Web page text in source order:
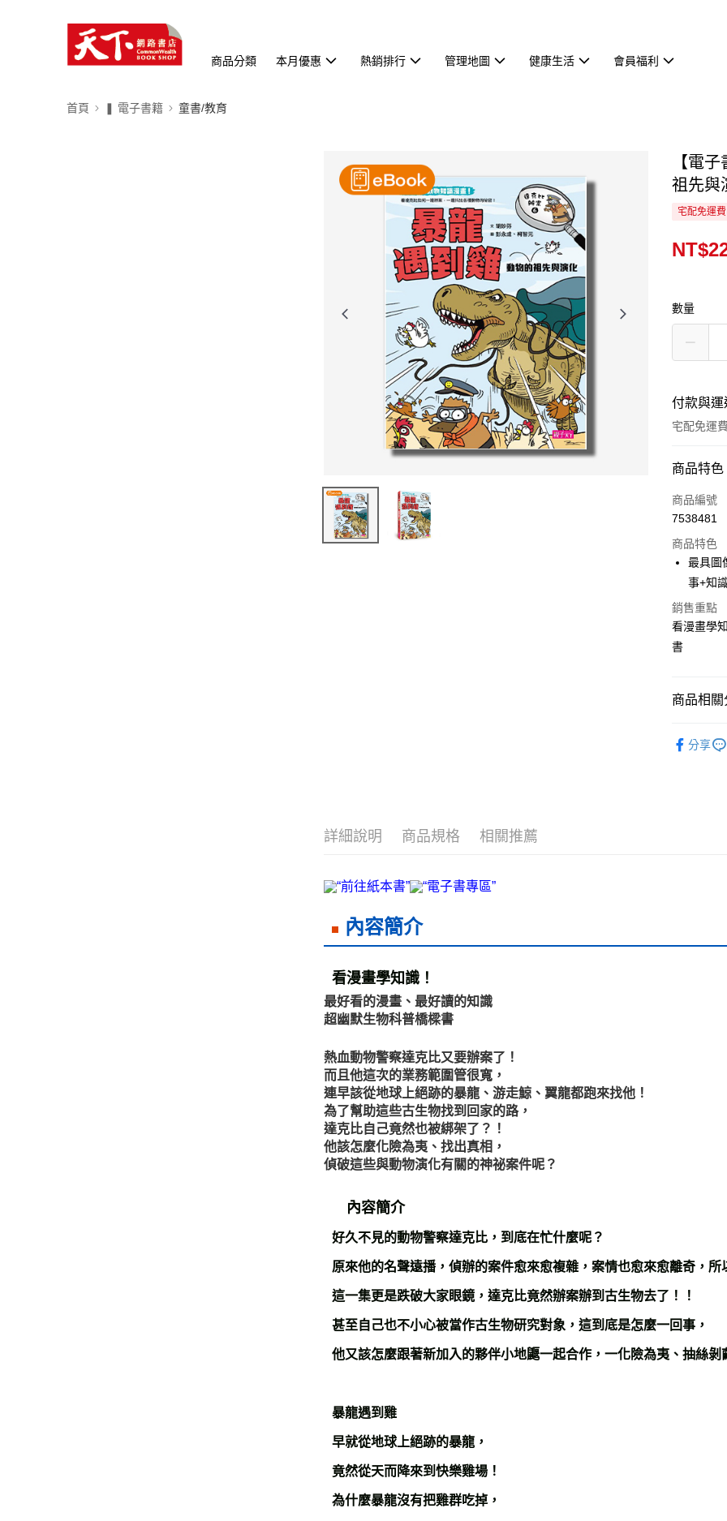
商品分類 本月優惠 熱銷排行 管理地圖 健康生活 會員福利
首頁 ❚ 電子書籍 童書/教育
【電
祖先與
宅配免運費
數量
付款與運
宅配免運費
付款方式
信用卡一次
Apple Pay
街口支付
悠遊付
ATM付款
運送方式
每筆
商品特色
商品編號
7538481
商品特色
最具圖
事+知
銷售重點
看漫畫學
書
商品相關
分享
詳細說明 商品規格 相關推薦
內容簡介
看漫畫學知識！
最好看的漫畫、最好讀的知識
超幽默生物科普橋樑書
熱血動物警察達克比又要辦案了！
而且他這次的業務範圍管很寬，
連早該從地球上絕跡的暴龍、游走鯨、翼龍都跑來找他！
為了幫助這些古生物找到回家的路，
達克比自己竟然也被綁架了？！
他該怎麼化險為夷、找出真相，
偵破這些與動物演化有關的神祕案件呢？
內容簡介
好久不見的動物警察達克比，到底在忙什麼呢？
原來他的名聲遠播，偵辦的案件愈來愈複雜，案情也愈來愈離奇，所
這一集更是跌破大家眼鏡，達克比竟然辦案辦到古生物去了！！
甚至自己也不小心被當作古生物研究對象，這到底是怎麼一回事，
他又該怎麼跟著新加入的夥伴小地鼴一起合作，一化險為夷、抽絲剝
暴龍遇到雞
早就從地球上絕跡的暴龍，
竟然從天而降來到快樂雞場！
為什麼暴龍沒有把雞群吃掉，